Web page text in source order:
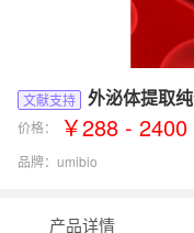
文献支持 外泌体提取
价格： ￥288 - 2400
品牌： umibio
产品详情